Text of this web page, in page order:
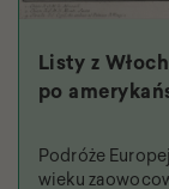
Listy z
po
Podróże
wieku